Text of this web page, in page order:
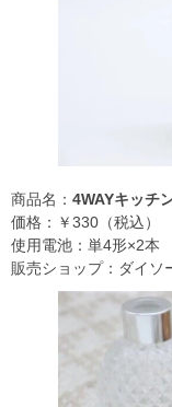
商品名： 4WAYキッチ
価格：￥330（税込）
使用電池：単4形×2本
販売ショップ：ダイソ